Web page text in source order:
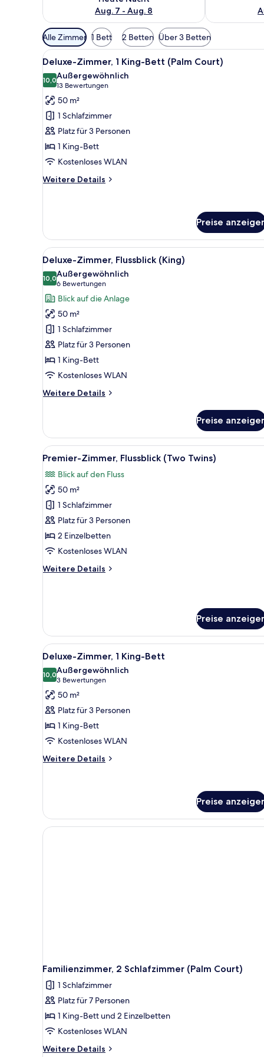
Aug. 7 - Aug. 8
Verfügbare
Filter
für
Zimmer
Alle Zimmer 1 Bett 2 Betten Über 3 Betten
Alle
Fotos
für
Deluxe-
Zimmer,
1 King-
Bett
(Palm
Court)
anzeigen
Ein modernes Hotelzimmer
6
Deluxe-Zimmer, 1 King-Bett (Palm Court)
10,010,0 von 10
Außergewöhnlich
13 Bewertungen
(13
Bewertungen)
50 m²
1 Schlafzimmer
Platz für 3 Personen
1 King-Bett
Kostenloses WLAN
Weitere Details
Weitere
1 King-
Bett
(Palm
Court)
Preise
Alle
Fotos
für
Deluxe-
Zimmer,
Flussblick
(King)
anzeigen
Ein modernes Hotelzimmer
5
Deluxe-Zimmer, Flussblick (King)
10,010,0 von 10
Außergewöhnlich
6 Bewertungen
(6
Bewertungen)
Blick auf die Anlage
50 m²
1 Schlafzimmer
Platz für 3 Personen
1 King-Bett
Kostenloses WLAN
Weitere Details
Weitere
Zimmer,
Flussblick
(King)
Preise
Alle
Fotos
für
Premier-
Zimmer,
Flussblick
(Two
Twins)
Ein modernes Hotelzimmer
6
Premier-Zimmer, Flussblick (Two Twins)
Blick auf den Fluss
50 m²
1 Schlafzimmer
Platz für 3 Personen
2 Einzelbetten
Kostenloses WLAN
Weitere Details
Weitere
(Two
Twins)
Preise
Alle
Fotos
für
Deluxe-
Zimmer,
1 King-
Bett
anzeigen
Ein Hotelzimmer mit einem
5
Deluxe-Zimmer, 1 King-Bett
10,010,0 von 10
Außergewöhnlich
3 Bewertungen
(3
Bewertungen)
50 m²
Platz für 3 Personen
1 King-Bett
Kostenloses WLAN
Weitere Details
Weitere
1 King-
Bett
Preise
Familienzimmer, 2 Schlafzimmer (Palm Court)
1 Schlafzimmer
Platz für 7 Personen
1 King-Bett und 2 Einzelbetten
Kostenloses WLAN
Weitere Details
Weitere